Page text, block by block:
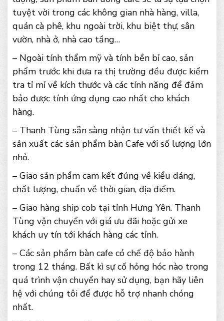
tuyệt vời trong các không gian nhà hàng, villa,
quán cà phê, khu ngoài trời, khu biệt thự, sân
vườn, nhà ở, nhà cao tầng…
– Ngoài tính thẩm mỹ và tính bền bỉ cao, sản
phẩm trước khi đưa ra thị trường đều được kiểm
tra tỉ mỉ về kích thước và các tính năng để đảm
bảo được tính ứng dụng cao nhất cho khách
hàng.
– Thanh Tùng sẵn sàng nhận tư vấn thiết kế và
sản xuất các sản phẩm bàn Cafe với số lượng lớn
nhỏ.
– Giao sản phẩm cam kết đúng về kiểu dáng,
chất lượng, chuẩn về thời gian, địa điểm.
– Giao hàng ship cob tại tỉnh Hưng Yên. Thanh
Tùng vận chuyển với giá ưu đãi hoặc gửi xe
khách uy tín tới khách hàng các tỉnh.
– Các sản phẩm bàn cafe có chế độ bảo hành
trong 12 tháng. Bất kì sự cố hỏng hóc nào trong
quá trình vận chuyển hay sử dụng, bạn hãy liên
hệ với chúng tôi để được hỗ trợ nhanh chóng
nhất.